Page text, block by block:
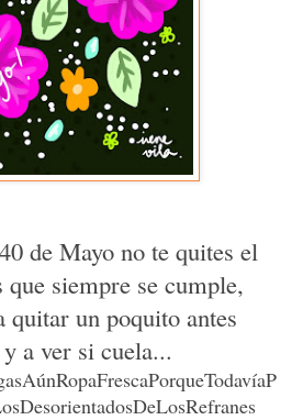
de Mayo no te quites el
que siempre se cumple,
quitar un poquito antes
y a ver si cuela...